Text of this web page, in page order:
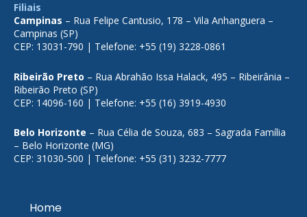
Home
Filiais
Campinas – Rua Felipe Cantusio, 178 – Vila Anhanguera –
Campinas (SP)
CEP: 13031-790 | Telefone: +55 (19) 3228-0861
Ribeirão Preto – Rua Abrahão Issa Halack, 495 – Ribeirânia –
Ribeirão Preto (SP)
CEP: 14096-160 | Telefone: +55 (16) 3919-4930
Belo Horizonte – Rua Célia de Souza, 683 – Sagrada Família
– Belo Horizonte (MG)
CEP: 31030-500 | Telefone: +55 (31) 3232-7777